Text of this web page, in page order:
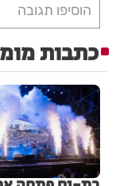
הוסיפו תגובה
כתבות